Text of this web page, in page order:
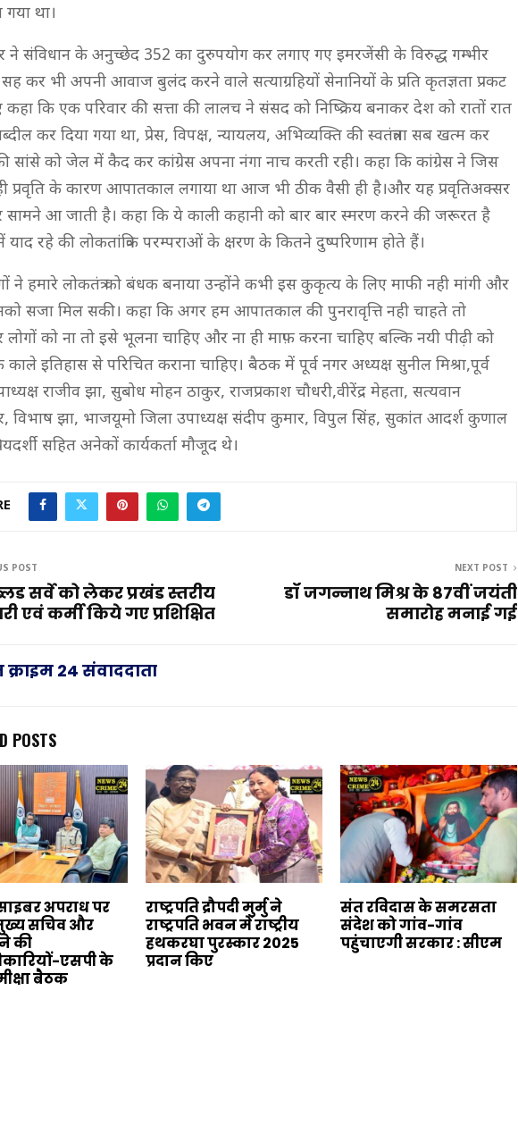
गया था।
ने संविधान के अनुच्छेद 352 का दुरुपयोग कर लगाए गए इमरजेंसी के विरुद्ध गम्भीर
कर भी अपनी आवाज बुलंद करने वाले सत्याग्रहियों सेनानियों के प्रति कृतज्ञता प्रकट
कि एक परिवार की सत्ता की लालच ने संसद को निष्क्रिय बनाकर देश को रातों रात
कर दिया गया था, प्रेस, विपक्ष, न्यायलय, अभिव्यक्ति की स्वतंत्रता सब खत्म कर
की सांसे को जेल में कैद कर कांग्रेस अपना नंगा नाच करती रही। कहा कि कांग्रेस ने जिस
प्रवृति के कारण आपातकाल लगाया था आज भी ठीक वैसी ही है।और यह प्रवृतिअक्सर
आ जाती है। कहा कि ये काली कहानी को बार बार स्मरण करने की जरूरत है
याद रहे की लोकतांत्रिक परम्पराओं के क्षरण के कितने दुष्परिणाम होते हैं।
ने हमारे लोकतंत्र को बंधक बनाया उन्होंने कभी इस कुकृत्य के लिए माफी नही मांगी और
सजा मिल सकी। कहा कि अगर हम आपातकाल की पुनरावृत्ति नही चाहते तो
लोगों को ना तो इसे भूलना चाहिए और ना ही माफ़ करना चाहिए बल्कि नयी पीढ़ी को
काले इतिहास से परिचित कराना चाहिए। बैठक में पूर्व नगर अध्यक्ष सुनील मिश्रा,पूर्व
राजीव झा, सुबोध मोहन ठाकुर, राजप्रकाश चौधरी,वीरेंद्र मेहता, सत्यवान
विभाष झा, भाजयूमो जिला उपाध्यक्ष संदीप कुमार, विपुल सिंह, सुकांत आदर्श कुणाल
सहित अनेकों कार्यकर्ता मौजूद थे।
POST
सर्वे को लेकर प्रखंड स्तरीय
एवं कर्मी किये गए प्रशिक्षित
NEXT POST
डॉ जगन्नाथ मिश्र के 87वीं जयंती
समारोह मनाई गई
24 संवाददाता
POSTS
अपराध पर
सचिव और
की
एसपी के
बैठक
राष्ट्रपति द्रौपदी मुर्मु ने
राष्ट्रपति भवन में राष्ट्रीय
हथकरघा पुरस्कार 2025
प्रदान किए
संत रविदास के समरसता
संदेश को गांव-गांव
पहुंचाएगी सरकार : सीएम